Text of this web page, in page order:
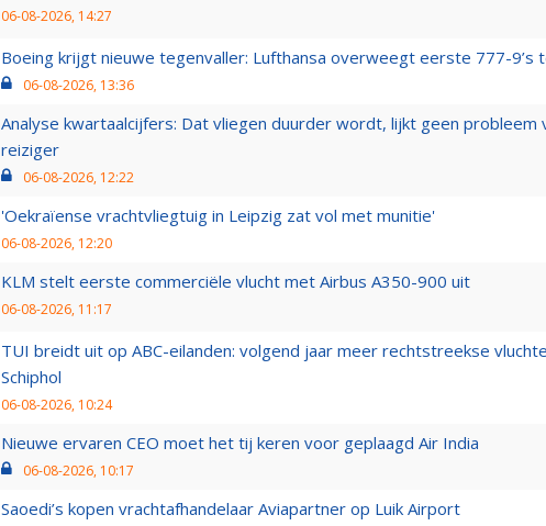
06-08-2026, 14:27
Boeing krijgt nieuwe tegenvaller: Lufthansa overweegt eerste 777-9’s
06-08-2026, 13:36
Analyse kwartaalcijfers: Dat vliegen duurder wordt, lijkt geen probleem
reiziger
06-08-2026, 12:22
'Oekraïense vrachtvliegtuig in Leipzig zat vol met munitie'
06-08-2026, 12:20
KLM stelt eerste commerciële vlucht met Airbus A350-900 uit
06-08-2026, 11:17
TUI breidt uit op ABC-eilanden: volgend jaar meer rechtstreekse
Schiphol
06-08-2026, 10:24
Nieuwe ervaren CEO moet het tij keren voor geplaagd Air India
06-08-2026, 10:17
Saoedi’s kopen vrachtafhandelaar Aviapartner op Luik Airport